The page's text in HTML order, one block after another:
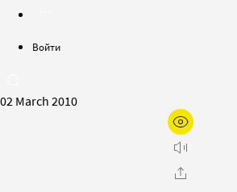
Войти
02 March 2010